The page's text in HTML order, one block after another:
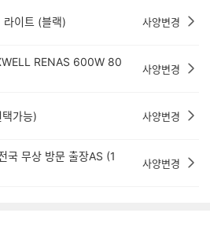
이트 (블랙) 사양변경
RENAS 600W 80
사양변경
가능) 사양변경
국 무상 방문 출장AS (1
사양변경